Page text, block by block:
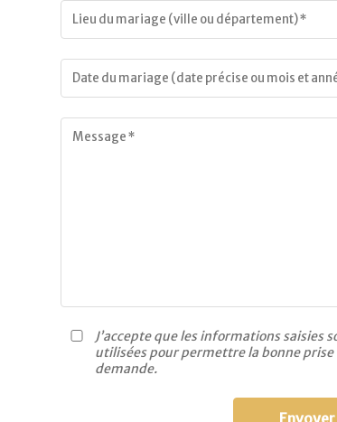
J’accepte que les informations saisies
utilisées pour permettre la bonne prise
demande.